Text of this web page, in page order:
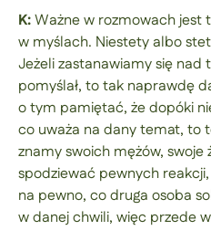
K:Ważne w rozmowach jest
w myślach. Niestety albo
Jeżeli zastanawiamy się nad
pomyślał, to tak naprawdę
o tym pamiętać, że dopóki
co uważa na dany temat, to
znamy swoich mężów, swoje
spodziewać pewnych
na pewno, co druga osoba
w danej chwili, więc przede